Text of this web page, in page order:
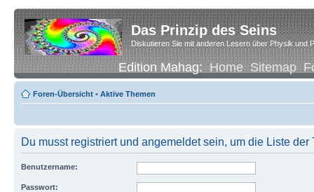
Das Prinzip des Seins
Diskutieren Sie mit anderen Lesern über Physik und
Edition Mahag:Home Sitemap
Foren-Übersicht • Aktive Themen
Du musst registriert und angemeldet sein, um die Liste
Benutzername:
Passwort: